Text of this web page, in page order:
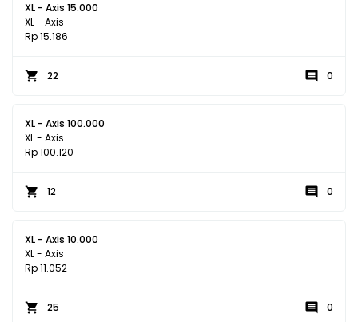
XL - Axis 15.000
XL - Axis
Rp 15.186
22 0
XL - Axis 100.000
XL - Axis
Rp 100.120
12 0
XL - Axis 10.000
XL - Axis
Rp 11.052
25 0